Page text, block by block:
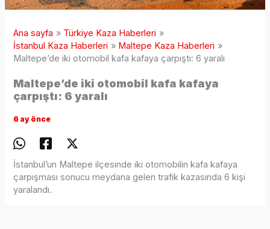
Ana sayfa
Türkiye Kaza Haberleri
İstanbul Kaza Haberleri
Maltepe Kaza Haberleri
Maltepe’de iki otomobil kafa kafaya çarpıştı: 6 yaralı
Maltepe’de iki otomobil kafa kafaya
çarpıştı: 6 yaralı
6 ay önce
İstanbul’un Maltepe ilçesinde iki otomobilin kafa kafaya
çarpışması sonucu meydana gelen trafik kazasında 6 kişi
yaralandı.